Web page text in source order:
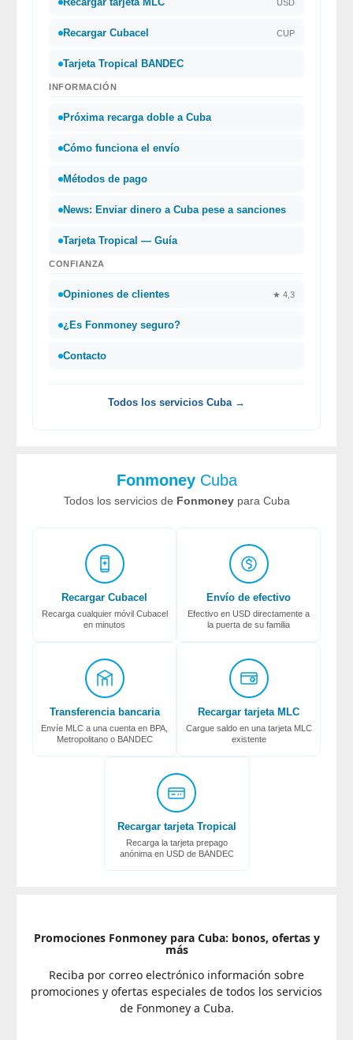
USD
Recargar Cubacel CUP
Tarjeta Tropical BANDEC
INFORMACIÓN
Próxima recarga doble a Cuba
Cómo funciona el envío
Métodos de pago
News: Enviar dinero a Cuba pese a sanciones
Tarjeta Tropical — Guía
CONFIANZA
Opiniones de clientes ★ 4,3
¿Es Fonmoney seguro?
Contacto
Todos los servicios Cuba →
FonmoneyCuba
Todos los servicios de Fonmoneypara Cuba
Recargar Cubacel
Recarga cualquier móvil Cubacel
en minutos
Envío de efectivo
Efectivo en USD directamente a
la puerta de su familia
Transferencia bancaria
Envíe MLC a una cuenta en BPA,
Metropolitano o BANDEC
Recargar tarjeta MLC
Cargue saldo en una tarjeta MLC
existente
Recargar tarjeta Tropical
Recarga la tarjeta prepago
anónima en USD de BANDEC
Promociones Fonmoney para Cuba: bonos, ofertas y
más
Reciba por correo electrónico información sobre
promociones y ofertas especiales de todos los servicios
de Fonmoney a Cuba.